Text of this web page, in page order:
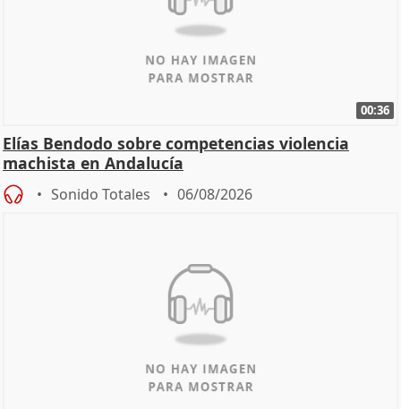
00:36
Elías Bendodo sobre competencias violencia
machista en Andalucía
Sonido Totales 06/08/2026